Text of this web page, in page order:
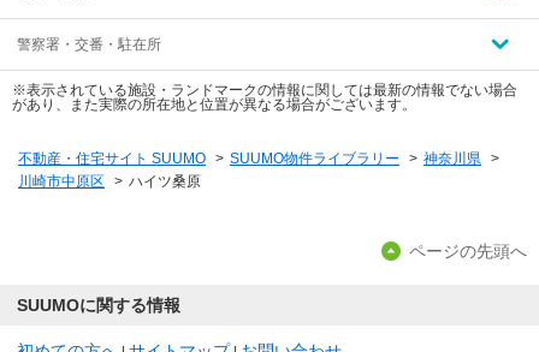
警察署・交番・駐在所
※表示されている施設・ランドマークの情報に関しては最新の情報でない場合
があり、また実際の所在地と位置が異なる場合がございます。
不動産・住宅サイト SUUMO > SUUMO物件ライブラリー > 神奈川県 >
川崎市中原区
> ハイツ桑原
ページの先頭へ
SUUMOに関する情報